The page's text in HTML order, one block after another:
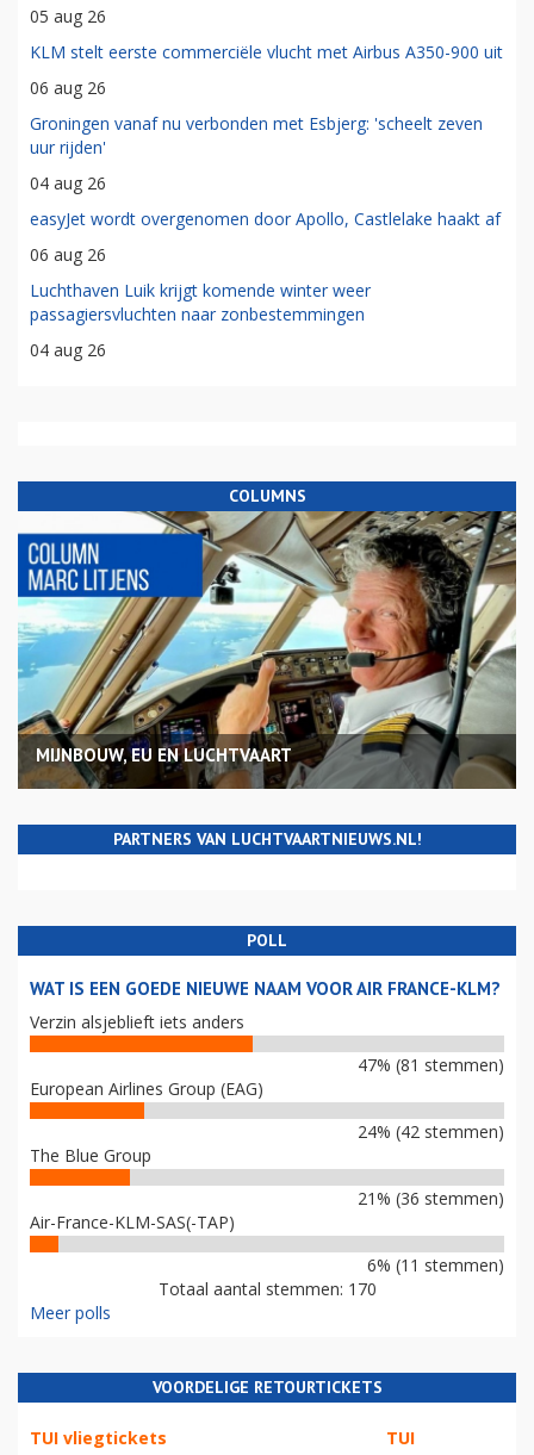
05 aug 26
KLM stelt eerste commerciële vlucht met Airbus A350-900 uit
06 aug 26
Groningen vanaf nu verbonden met Esbjerg: 'scheelt zeven
uur rijden'
04 aug 26
easyJet wordt overgenomen door Apollo, Castlelake haakt af
06 aug 26
Luchthaven Luik krijgt komende winter weer
passagiersvluchten naar zonbestemmingen
04 aug 26
COLUMNS
MIJNBOUW, EU EN LUCHTVAART
PARTNERS VAN LUCHTVAARTNIEUWS.NL!
POLL
WAT IS EEN GOEDE NIEUWE NAAM VOOR AIR FRANCE-KLM?
Verzin alsjeblieft iets anders
47% (81 stemmen)
European Airlines Group (EAG)
24% (42 stemmen)
The Blue Group
21% (36 stemmen)
Air-France-KLM-SAS(-TAP)
6% (11 stemmen)
Totaal aantal stemmen: 170
Meer polls
VOORDELIGE RETOURTICKETS
TUI vliegtickets TUI